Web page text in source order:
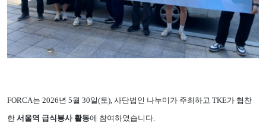
FORCA는 2026년 5월 30일(토), 사단법인 나누미가 주최하고 TKE가 협찬
한 서울역 급식봉사 활동에 참여하였습니다.